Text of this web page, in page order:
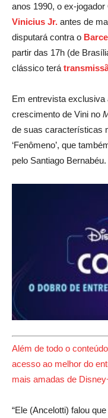
anos 1990, o ex-
Vinicius Jr. antes de
disputará contra o
partir das 17h (de
clássico terá
Em entrevista exclusiva
crescimento de Vini no
de suas características
‘Fenômeno’, que
pelo Santiago Bernabéu.
Além de todo o
acesso ao melhor do
mais amadas de
“Ele (Ancelotti) falou